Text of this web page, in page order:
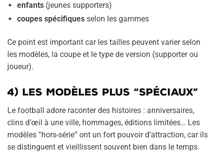
enfants (jeunes supporters)
coupes spécifiques selon les gammes
Ce point est important car les tailles peuvent varier selon
les modèles, la coupe et le type de version (supporter ou
joueur).
4) Les modèles plus “spéciaux”
Le football adore raconter des histoires : anniversaires,
clins d’œil à une ville, hommages, éditions limitées… Les
modèles “hors-série” ont un fort pouvoir d’attraction, car ils
se distinguent et vieillissent souvent bien dans le temps.